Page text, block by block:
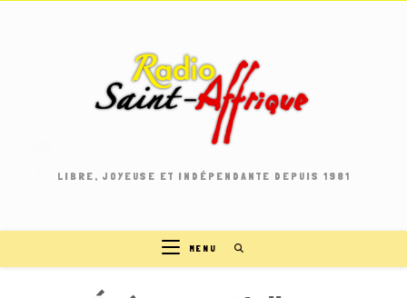
LIBRE, JOYEUSE ET INDÉPENDANTE DEPUIS 1981
MENU